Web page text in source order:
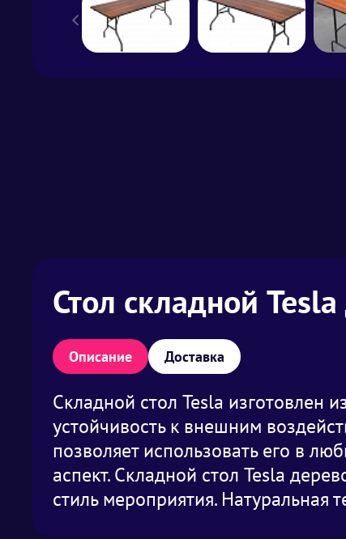
Стол складной
Описание Доставка
Складной стол Tesla изготовлен
устойчивость к внешним
позволяет использовать его в
аспект. Складной стол Tesla
стиль мероприятия. Натуральная